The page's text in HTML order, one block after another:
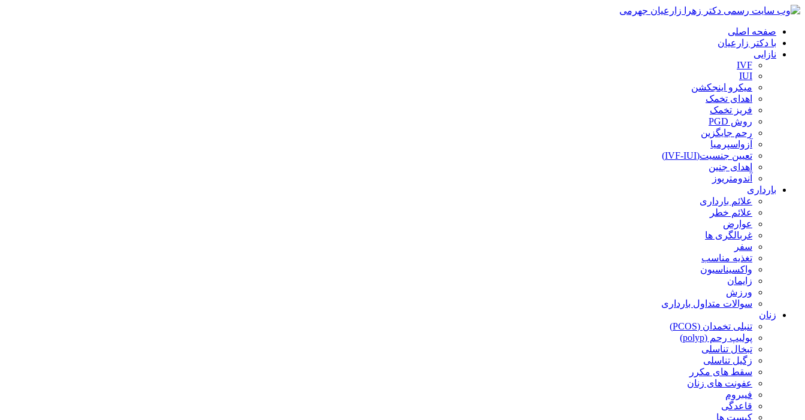
صفحه اصلی
با دکتر زارعیان
نازایی
IVF
IUI
میکرو اینجکشن
اهدای تخمک
فریز تخمک
روش PGD
رحم جایگزین
آزواسپرمیا
تعیین جنسیت(IVF-IUI)
اهدای جنین
آندومتریوز
بارداری
علائم بارداری
علائم خطر
عوارض
غربالگری ها
سفر
تغذیه مناسب
واکسیناسیون
زایمان
ورزش
سوالات متداول بارداری
زنان
تنبلی تخمدان (PCOS)
پولیپ رحم (polyp)
تبخال تناسلی
زگیل تناسلی
سقط های مکرر
عفونت های زنان
فیبروم
قاعدگی
کیست ها